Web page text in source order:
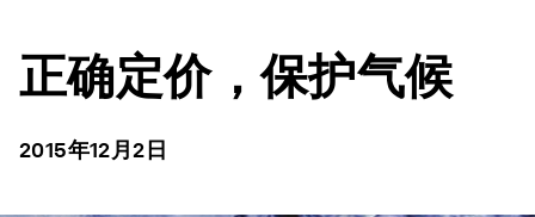
正确定价，保护气候
2015年12月2日